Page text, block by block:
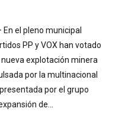
el pleno municipal
PP y VOX han votado
explotación minera
por la multinacional
por el grupo
de...